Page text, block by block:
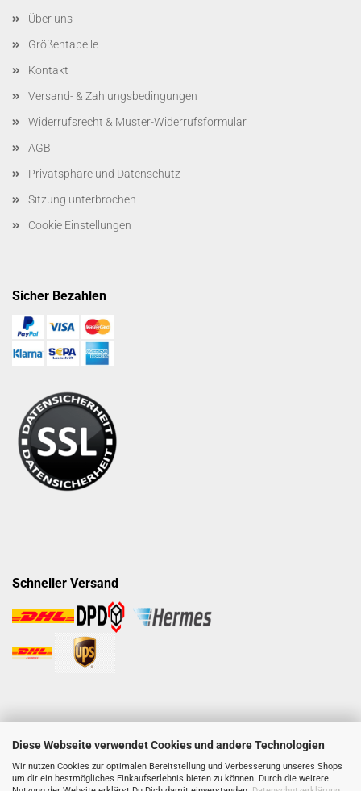
Diese Webseite verwendet Cookies und andere Technologien
Wir nutzen Cookies zur optimalen Bereitstellung und Verbesserung unseres Shops
um dir ein bestmögliches Einkaufserlebnis bieten zu können. Durch die weitere
Über uns
Größentabelle
Kontakt
Versand- & Zahlungsbedingungen
Widerrufsrecht & Muster-Widerrufsformular
AGB
Privatsphäre und Datenschutz
Sitzung unterbrochen
Cookie Einstellungen
Sicher Bezahlen
Schneller Versand